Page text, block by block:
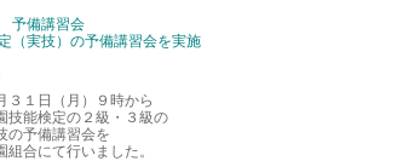
予備講習会
（実技）の予備講習会を実施
３１日（月）９時から
技能検定の２級・３級の
の予備講習会を
組合にて行いました。